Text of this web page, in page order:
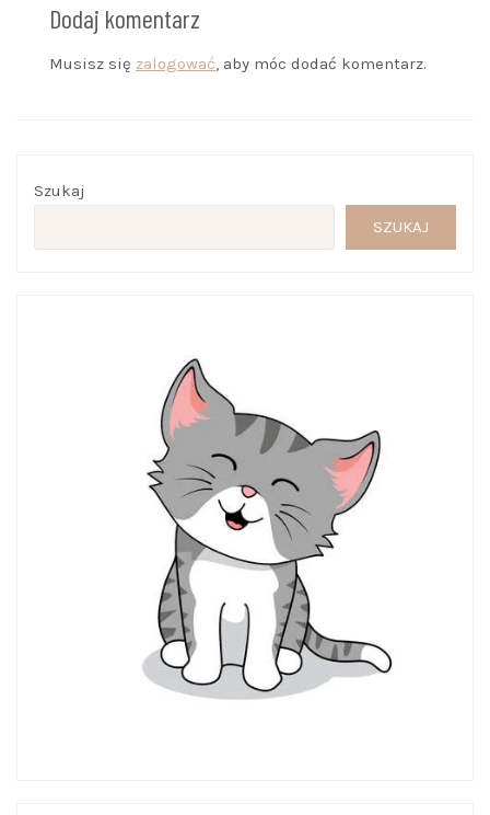
Dodaj komentarz
Musisz się zalogować, aby móc dodać komentarz.
Szukaj
SZUKAJ